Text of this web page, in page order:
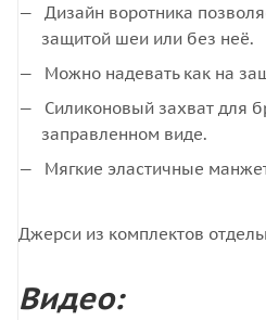
Дизайн воротника
защитой шеи или без неё.
Можно надевать как на
Силиконовый захват для
заправленном виде.
Мягкие эластичные
Джерси из комплектов
Видео: